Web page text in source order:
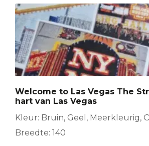
Welcome to Las Vegas The
hart van Las Vegas
Kleur: Bruin, Geel, Meerkleurig,
Breedte: 140